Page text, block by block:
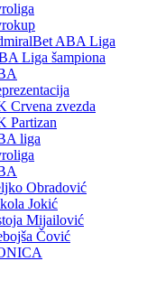
ABA Liga
Liga šampiona
Crvena zvezda
Partizan
liga
Obradović
Jokić
Mijailović
Čović